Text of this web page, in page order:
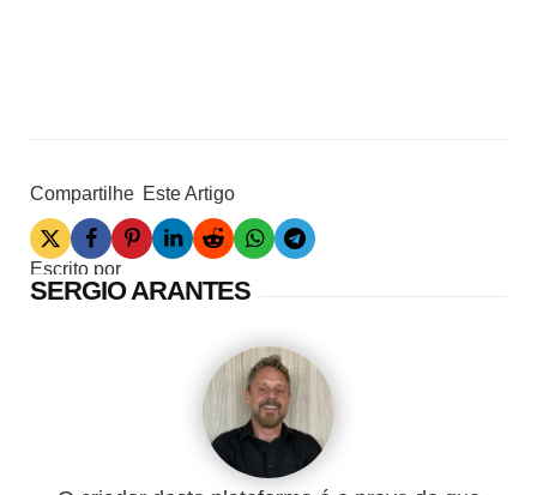
Compartilhe Este Artigo
Escrito por
SERGIO ARANTES